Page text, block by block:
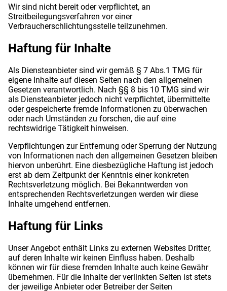
Wir sind nicht bereit oder verpflichtet, an
Streitbeilegungsverfahren vor einer
Verbraucherschlichtungsstelle teilzunehmen.
Haftung für Inhalte
Als Diensteanbieter sind wir gemäß § 7 Abs.1 TMG für
eigene Inhalte auf diesen Seiten nach den allgemeinen
Gesetzen verantwortlich. Nach §§ 8 bis 10 TMG sind wir
als Diensteanbieter jedoch nicht verpflichtet, übermittelte
oder gespeicherte fremde Informationen zu überwachen
oder nach Umständen zu forschen, die auf eine
rechtswidrige Tätigkeit hinweisen.
Verpflichtungen zur Entfernung oder Sperrung der Nutzung
von Informationen nach den allgemeinen Gesetzen bleiben
hiervon unberührt. Eine diesbezügliche Haftung ist jedoch
erst ab dem Zeitpunkt der Kenntnis einer konkreten
Rechtsverletzung möglich. Bei Bekanntwerden von
entsprechenden Rechtsverletzungen werden wir diese
Inhalte umgehend entfernen.
Haftung für Links
Unser Angebot enthält Links zu externen Websites Dritter,
auf deren Inhalte wir keinen Einfluss haben. Deshalb
können wir für diese fremden Inhalte auch keine Gewähr
übernehmen. Für die Inhalte der verlinkten Seiten ist stets
der jeweilige Anbieter oder Betreiber der Seiten